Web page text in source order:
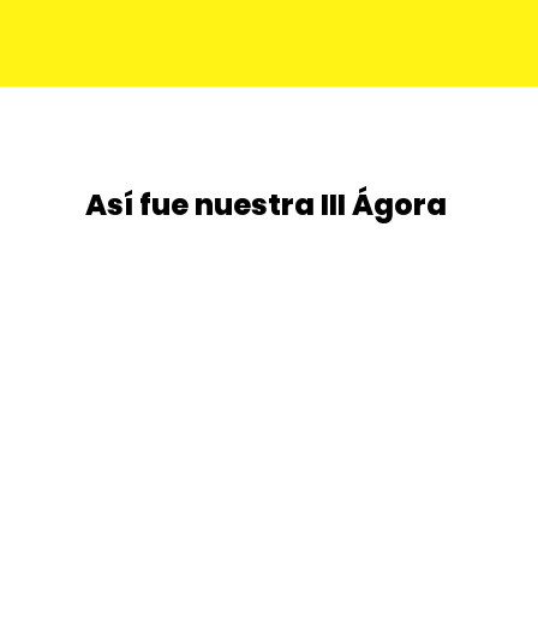
Así fue nuestra III Ágora